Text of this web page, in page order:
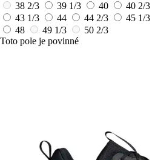
38 2/3
39 1/3 40 40 2/3
43 1/3
44 44 2/3 45 1/3
48
49 1/3
50 2/3
Toto pole je povinné